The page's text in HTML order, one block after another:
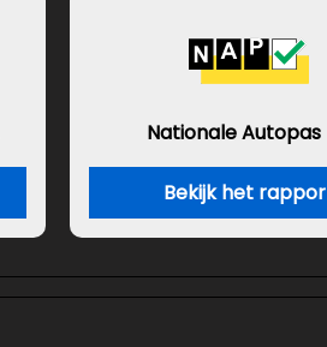
Nationale Autopas
Bekijk het